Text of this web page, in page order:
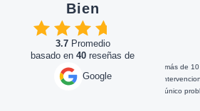
Bien
3.7Promedio
basado en 40 reseñas de
Google
Bisheimer desde hace más de 10 años y el trato es
han hecho unas cuantas intervenciones largas, y
tanta confianza que mi único problema ha sido